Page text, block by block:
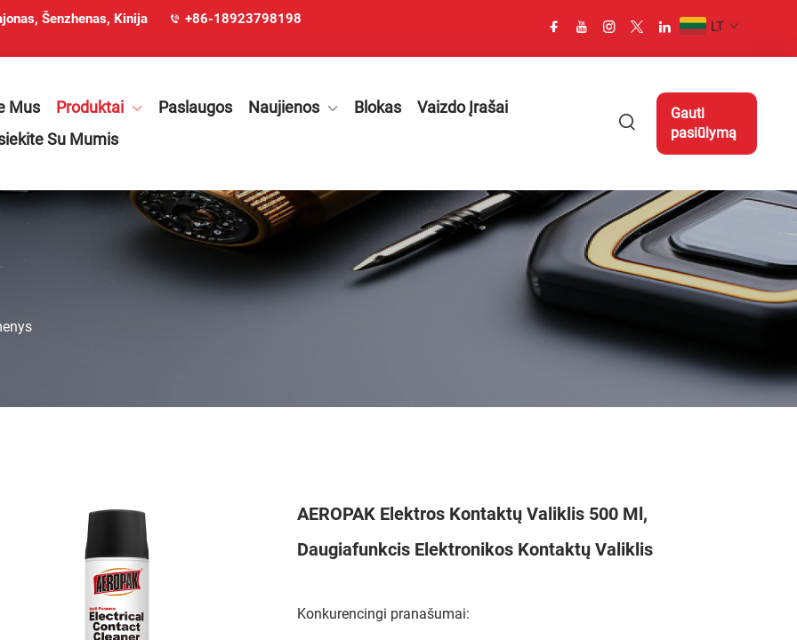
Šenzhenas, Kinija +86-18923798198 LT
Mus Produktai Paslaugos Naujienos Blokas
Vaizdo Įrašai
Su Mumis
Gauti
pasiūlymą
AEROPAK Elektros Kontaktų Valiklis 500 Ml,
Daugiafunkcis Elektronikos Kontaktų Valiklis
Konkurencingi pranašumai: